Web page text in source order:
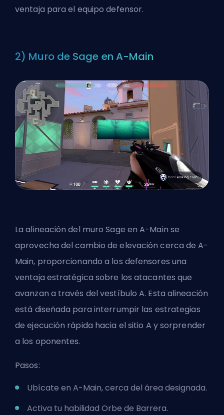
ventaja para el equipo defensor.
2) Muro de Sage en A-Main
La alineación del muro Sage en A-Main se
aprovecha del cambio de elevación cerca de A-
Main, proporcionando a los defensores una
ventaja estratégica sobre los atacantes que
avanzan a través del vestíbulo A. Esta alineación
está diseñada para interrumpir las estrategias
de ejecución rápida hacia el sitio A y sorprender
a los oponentes.
Pasos:
Ubícate en A-Main, cerca del área designada.
Activa tu habilidad Orbe de Barrera.